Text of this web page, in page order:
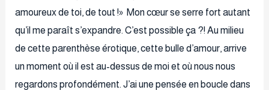
amoureux de toi, de tout !» Mon cœur se serre fort autant
qu’il me paraît s’expandre. C’est possible ça ?! Au milieu
de cette parenthèse érotique, cette bulle d’amour, arrive
un moment où il est au-dessus de moi et où nous nous
regardons profondément. J’ai une pensée en boucle dans